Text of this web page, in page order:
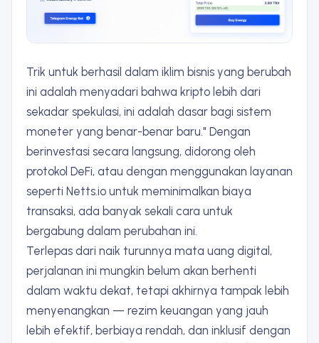
Trik untuk berhasil dalam iklim bisnis yang berubah
ini adalah menyadari bahwa kripto lebih dari
sekadar spekulasi, ini adalah dasar bagi sistem
moneter yang benar-benar baru." Dengan
berinvestasi secara langsung, didorong oleh
protokol DeFi, atau dengan menggunakan layanan
seperti Netts.io untuk meminimalkan biaya
transaksi, ada banyak sekali cara untuk
bergabung dalam perubahan ini.
Terlepas dari naik turunnya mata uang digital,
perjalanan ini mungkin belum akan berhenti
dalam waktu dekat, tetapi akhirnya tampak lebih
menyenangkan — rezim keuangan yang jauh
lebih efektif, berbiaya rendah, dan inklusif dengan